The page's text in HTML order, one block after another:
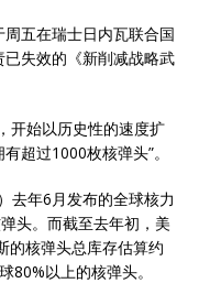
五在瑞士日内瓦联合国
失效的《新削减战略武
开始以历史性的速度扩
超过1000枚核弹头”。
去年6月发布的全球核力
头。而截至去年初，美
的核弹头总库存估算约
80%以上的核弹头。